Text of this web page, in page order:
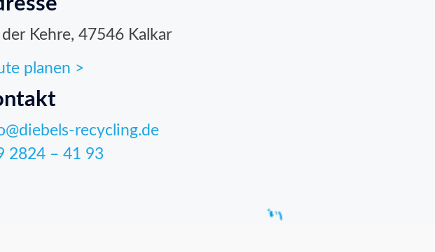
Kehre, 47546 Kalkar
planen >
recycling.de
2824 – 41 93